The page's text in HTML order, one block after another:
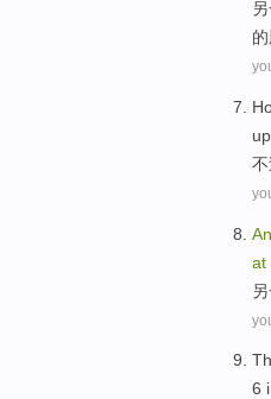
另
at
6